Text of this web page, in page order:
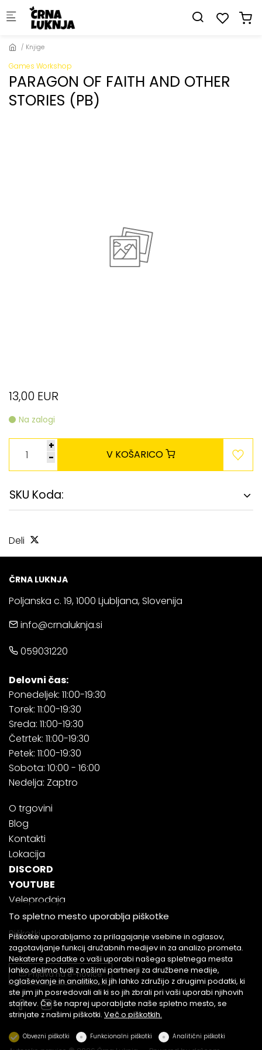
Skip to main content
Knjige
Games Workshop
PARAGON OF FAITH AND OTHER
STORIES (PB)
13,00 EUR
Na zalogi
+
-
V KOŠARICO
SKU Koda:
Deli
ČRNA LUKNJA
Poljanska c. 19, 1000 Ljubljana, Slovenija
info@crnaluknja.si
059031220
Delovni čas:
Ponedeljek: 11:00-19:30
Torek: 11:00-19:30
Sreda: 11:00-19:30
Četrtek: 11:00-19:30
Petek: 11:00-19:30
Sobota: 10:00 - 16:00
Nedelja: Zaptro
O trgovini
Blog
Kontakti
Lokacija
DISCORD
YOUTUBE
Veleprodaja
Piškotki
Prijava na e-novice
To spletno mesto uporablja piškotke
Piškotke uporabljamo za prilagajanje vsebine in oglasov,
zagotavljanje funkcij družabnih medijev in za analizo prometa.
Nekatere podatke o vaši uporabi našega spletnega mesta
lahko delimo tudi z našimi partnerji za družbene medije,
oglaševanje in analitiko, ki jih lahko združijo z drugimi podatki, ki
ste jim jih posredovali ali ki so jih zbrali pri vaši uporabi njihovih
storitev. Če še naprej uporabljate naše spletno mesto, se
strinjate z našimi piškotki. Več o piškotkih.
Obvezni piškotki Funkcionalni piškotki Analitični piškotki